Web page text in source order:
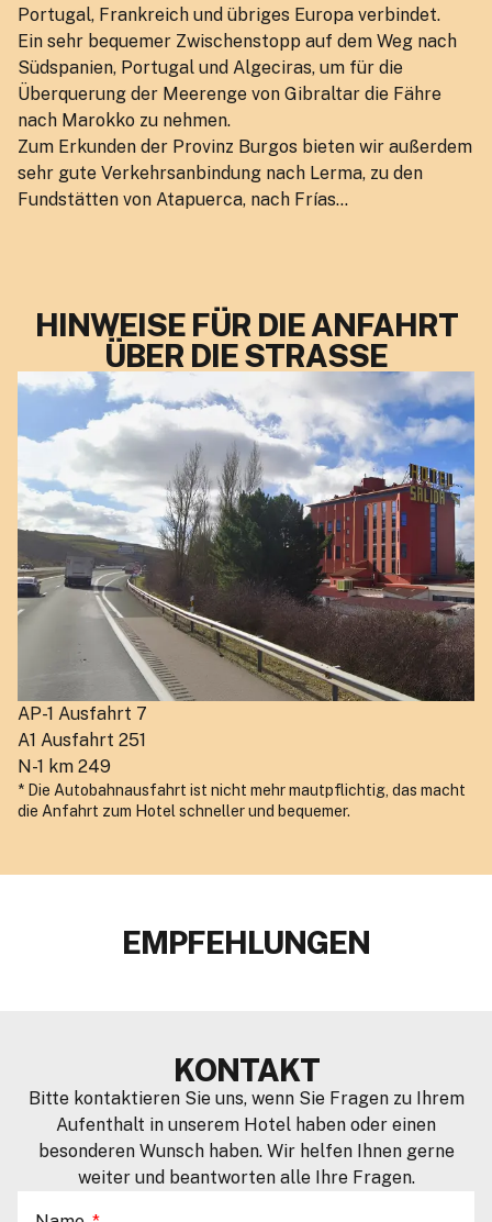
Portugal, Frankreich und übriges Europa verbindet.
Ein sehr bequemer Zwischenstopp auf dem Weg nach
Südspanien, Portugal und Algeciras, um für die
Überquerung der Meerenge von Gibraltar die Fähre
nach Marokko zu nehmen.
Zum Erkunden der Provinz Burgos bieten wir außerdem
sehr gute Verkehrsanbindung nach Lerma, zu den
Fundstätten von Atapuerca, nach Frías…
HINWEISE FÜR DIE ANFAHRT
ÜBER DIE STRASSE
AP-1 Ausfahrt 7
A1 Ausfahrt 251
N-1 km 249
* Die Autobahnausfahrt ist nicht mehr mautpflichtig, das macht
die Anfahrt zum Hotel schneller und bequemer.
EMPFEHLUNGEN
KONTAKT
Bitte kontaktieren Sie uns, wenn Sie Fragen zu Ihrem
Aufenthalt in unserem Hotel haben oder einen
besonderen Wunsch haben. Wir helfen Ihnen gerne
weiter und beantworten alle Ihre Fragen.